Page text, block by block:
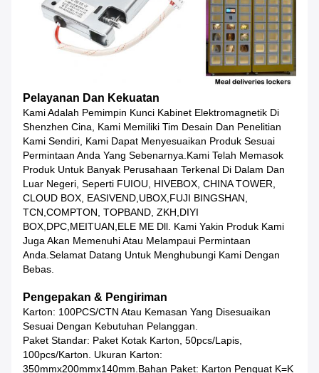
Pelayanan Dan Kekuatan
Kami Adalah Pemimpin Kunci Kabinet Elektromagnetik Di
Shenzhen Cina, Kami Memiliki Tim Desain Dan Penelitian
Kami Sendiri, Kami Dapat Menyesuaikan Produk Sesuai
Permintaan Anda Yang Sebenarnya.Kami Telah Memasok
Produk Untuk Banyak Perusahaan Terkenal Di Dalam Dan
Luar Negeri, Seperti FUIOU, HIVEBOX, CHINA TOWER,
CLOUD BOX, EASIVEND,UBOX,FUJI BINGSHAN,
TCN,COMPTON, TOPBAND, ZKH,DIYI
BOX,DPC,MEITUAN,ELE ME Dll. Kami Yakin Produk Kami
Juga Akan Memenuhi Atau Melampaui Permintaan
Anda.Selamat Datang Untuk Menghubungi Kami Dengan
Bebas.
Pengepakan & Pengiriman
Karton: 100PCS/CTN Atau Kemasan Yang Disesuaikan
Sesuai Dengan Kebutuhan Pelanggan.
Paket Standar: Paket Kotak Karton, 50pcs/lapis,
100pcs/karton. Ukuran Karton:
350mmx200mmx140mm.Bahan Paket: Karton Penguat K=K